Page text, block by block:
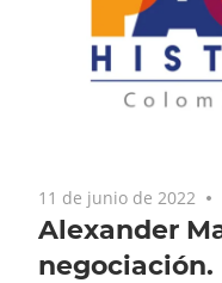
11 de junio de 2022
Alexander
negociación.